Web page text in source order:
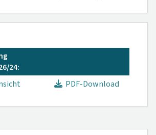
24:
PDF-Download